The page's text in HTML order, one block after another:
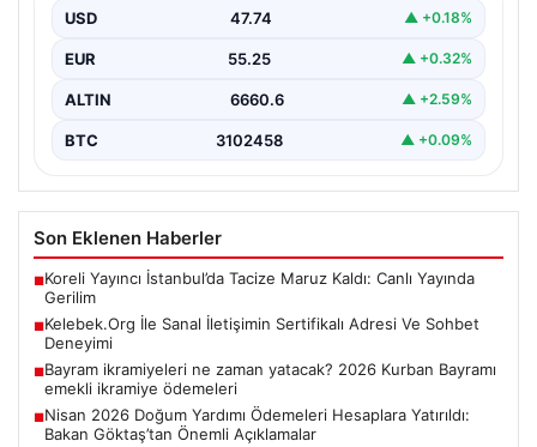
sağlaması kritik bir önem taşımaktadır. Günümüzde
birçok…
USD 47.74 ▲ +0.18%
EUR 55.25 ▲ +0.32%
ALTIN 6660.6 ▲ +2.59%
BTC 3102458 ▲ +0.09%
Son Eklenen Haberler
■Koreli Yayıncı İstanbul’da Tacize Maruz Kaldı: Canlı Yayında
Gerilim
■Kelebek.Org İle Sanal İletişimin Sertifikalı Adresi Ve Sohbet
Deneyimi
■Bayram ikramiyeleri ne zaman yatacak? 2026 Kurban Bayramı
emekli ikramiye ödemeleri
■Nisan 2026 Doğum Yardımı Ödemeleri Hesaplara Yatırıldı:
Bakan Göktaş’tan Önemli Açıklamalar